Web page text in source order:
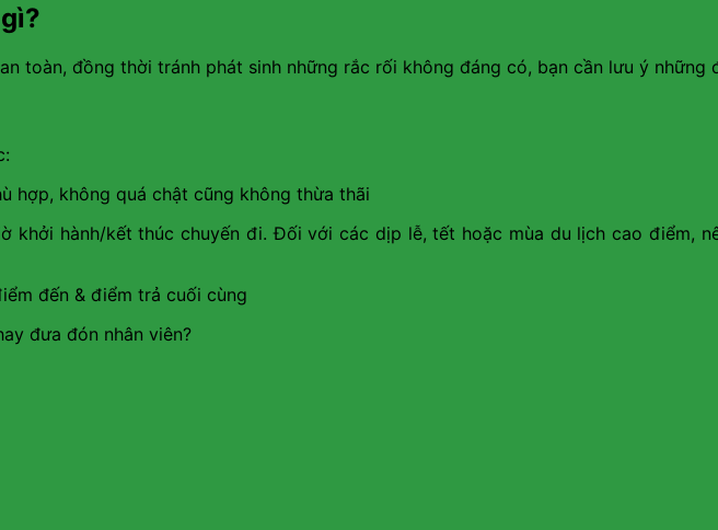
toàn, đồng thời tránh phát sinh những rắc rối không đáng có, bạn cần lưu ý những
hợp, không quá chật cũng không thừa thãi
khởi hành/kết thúc chuyến đi. Đối với các dịp lễ, tết hoặc mùa du lịch cao điểm,
đến & điểm trả cuối cùng
đưa đón nhân viên?